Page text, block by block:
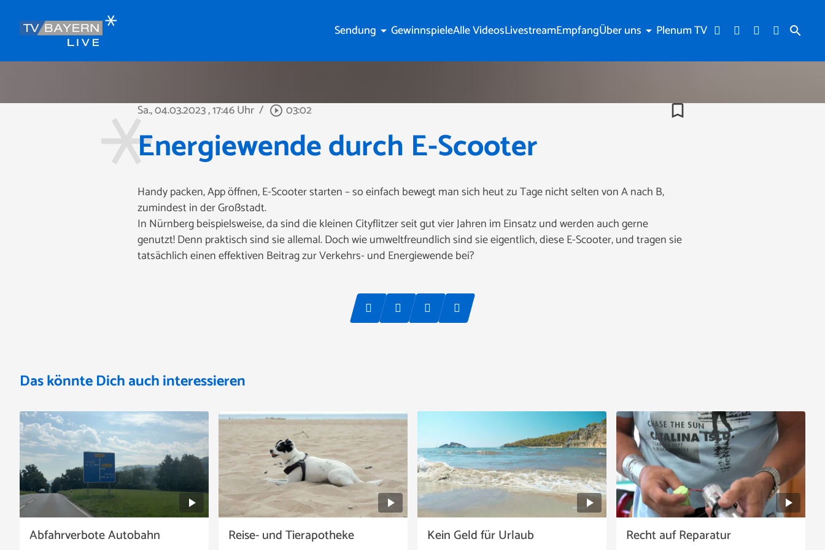
search
Sendung arrow_drop_down GewinnspieleAlle VideosLivestreamEmpfangÜber uns arrow_drop_down Plenum TV
Sa., 04.03.2023, 17:46 Uhr / play_circle_outline 03:02 bookmark_border
Energiewende durch E-Scooter
Handy packen, App öffnen, E-Scooter starten – so einfach bewegt man sich heut zu Tage nicht selten von A nach B,
zumindest in der Großstadt.
In Nürnberg beispielsweise, da sind die kleinen Cityflitzer seit gut vier Jahren im Einsatz und werden auch gerne
genutzt! Denn praktisch sind sie allemal. Doch wie umweltfreundlich sind sie eigentlich, diese E-Scooter, und tragen sie
tatsächlich einen effektiven Beitrag zur Verkehrs- und Energiewende bei?
Das könnte Dich auch interessieren
Abfahrverbote Autobahn Reise- und Tierapotheke Kein Geld für Urlaub Recht auf Reparatur